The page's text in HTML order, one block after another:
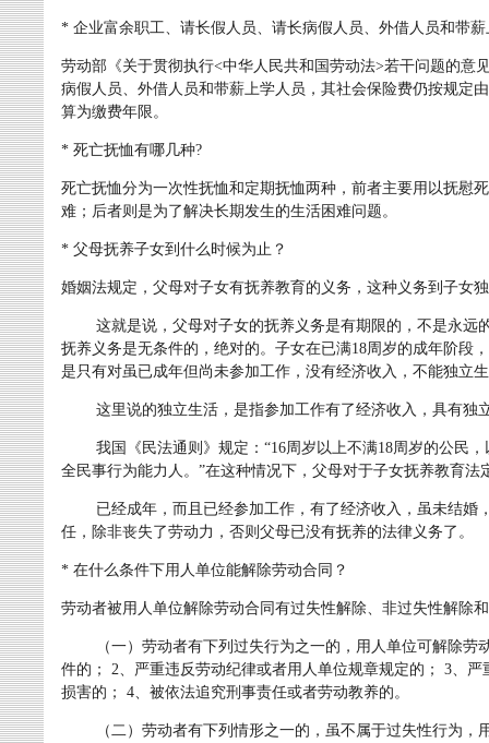
* 企业富余职工、请长假人员、请长病假人员、外借人员和带
劳动部《关于贯彻执行<中华人民共和国劳动法>若干问题的意
病假人员、外借人员和带薪上学人员，其社会保险费仍按规定
算为缴费年限。
* 死亡抚恤有哪几种?
死亡抚恤分为一次性抚恤和定期抚恤两种，前者主要用以抚慰
难；后者则是为了解决长期发生的生活困难问题。
* 父母抚养子女到什么时候为止？
婚姻法规定，父母对子女有抚养教育的义务，这种义务到子女
这就是说，父母对子女的抚养义务是有期限的，不是永远
抚养义务是无条件的，绝对的。子女在已满18周岁的成年阶段
是只有对虽已成年但尚未参加工作，没有经济收入，不能独立
这里说的独立生活，是指参加工作有了经济收入，具有独
我国《民法通则》规定：“16周岁以上不满18周岁的公民，
全民事行为能力人。”在这种情况下，父母对于子女抚养教育
已经成年，而且已经参加工作，有了经济收入，虽未结婚
任，除非丧失了劳动力，否则父母已没有抚养的法律义务了。
* 在什么条件下用人单位能解除劳动合同？
劳动者被用人单位解除劳动合同有过失性解除、非过失性解除
（一）劳动者有下列过失行为之一的，用人单位可解除劳
件的； 2、严重违反劳动纪律或者用人单位规章规定的； 3、
损害的； 4、被依法追究刑事责任或者劳动教养的。
（二）劳动者有下列情形之一的，虽不属于过失性行为，